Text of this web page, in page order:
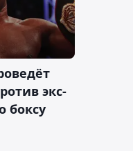
экс-
боксу